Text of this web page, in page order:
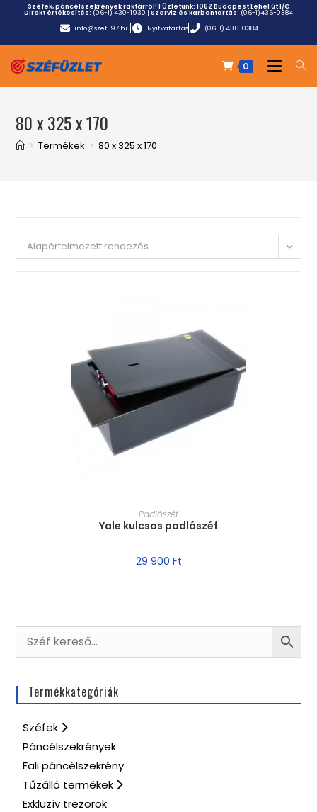
Széfek, páncélszekrények raktárról! | Üzletünk:1062 Budapest Lehel út 1/C
Direkt értékesítés: (06-1) 430-1930 | Szerviz és karbantartás: (06-1)436-0384
info@szef-97.hu
Nyitvatartás (06-1) 436-0384
0
80 x 325 x 170
> Termékek > 80 x 325 x 170
Alapértelmezett rendezés
MÉRET VÁLASZTÁSA
Padlószéf
Yale kulcsos padlószéf
29 900 Ft
Termékkategóriák
Széfek
Páncélszekrények
Fali páncélszekrény
Tűzálló termékek
Exkluzív trezorok